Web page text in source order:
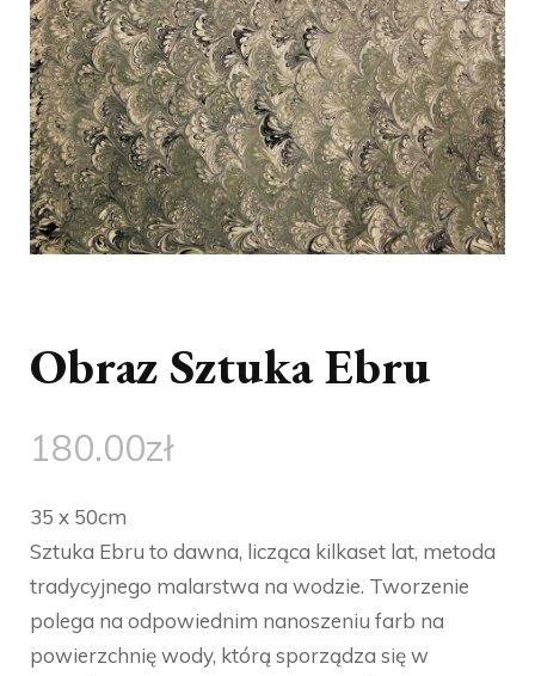
Obraz Sztuka Ebru
180.00zł
35 x 50cm
Sztuka Ebru to dawna, licząca kilkaset lat, metoda
tradycyjnego malarstwa na wodzie. Tworzenie
polega na odpowiednim nanoszeniu farb na
powierzchnię wody, którą sporządza się w